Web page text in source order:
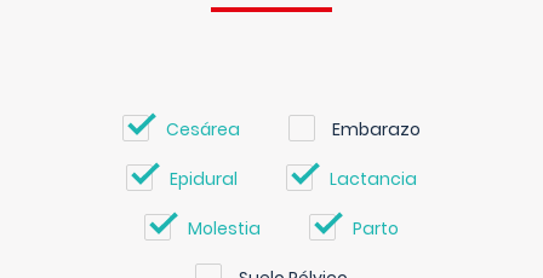
Cesárea Embarazo
Epidural Lactancia
Molestia Parto